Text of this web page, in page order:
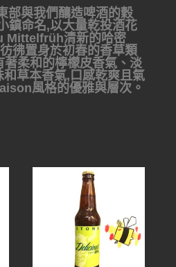
部與我們釀造啤酒的穀
鎮命名,以大量乾投酒花
Mittelfrüh清新的哈密
彿置身於初春的香草類
柔和的檸檬皮香氣、淡
草本香氣,口感乾爽且氣
風格的優雅與層次。